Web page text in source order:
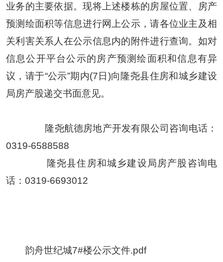
业务的主要依据。现将上述楼栋的房屋位置、房产
预测绘面积等信息进行网上公示，请各位业主及相
关利害关系人在公示信息内的附件进行查询。如对
信息公开平台公示的房产预测绘面积和信息有异
议，请于“公示”期内(7 日 )向隆尧县住房和城乡建设
局房产股递交书面意见。
隆尧航德房地产开发有限公司咨询电话：
0319-6588588
隆尧县住房和城乡建设局房产股咨询电
话： 0319-6693012
韵舟世纪城7#楼公示文件.pdf